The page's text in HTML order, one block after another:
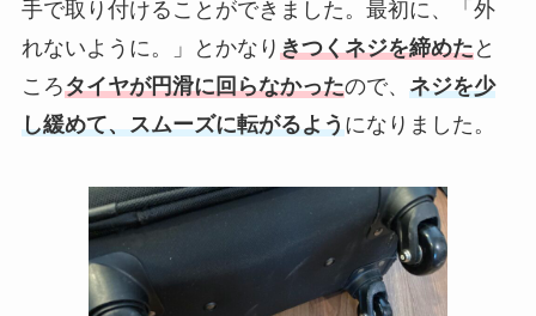
手で取り付けることができました。最初に、「外
れないように。」とかなり きつくネジを締めたと
ころタイヤが円滑に回らなかったので、 ネジを少
し緩めて、スムーズに転がるようになりました。